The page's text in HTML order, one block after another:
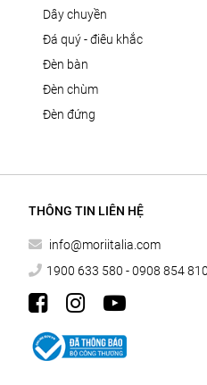
dây chuyền
đá quý - điêu khắc
đèn bàn
đèn chùm
đèn đứng
THÔNG TIN LIÊN HỆ
info@moriitalia.com
1900 633 580 - 0908 854 810